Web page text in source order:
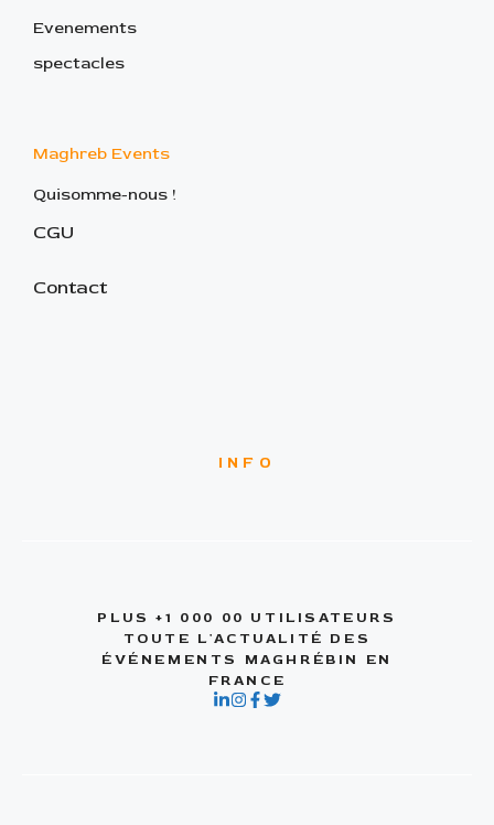
Evenements
spectacles
Maghreb Events
Quisomme-nous !
CGU
Contact
INFO
PLUS +1 000 00 UTILISATEURS
TOUTE L'ACTUALITÉ DES
ÉVÉNEMENTS MAGHRÉBIN EN
FRANCE